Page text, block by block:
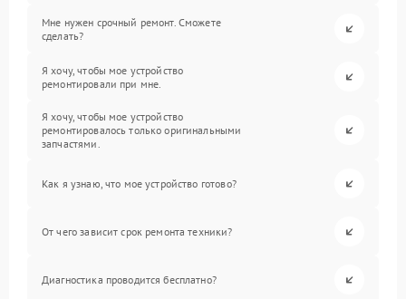
Мне нужен срочный ремонт. Сможете
сделать?
Я хочу, чтобы мое устройство
ремонтировали при мне.
Я хочу, чтобы мое устройство
ремонтировалось только оригинальными
запчастями.
Как я узнаю, что мое устройство готово?
От чего зависит срок ремонта техники?
Диагностика проводится бесплатно?